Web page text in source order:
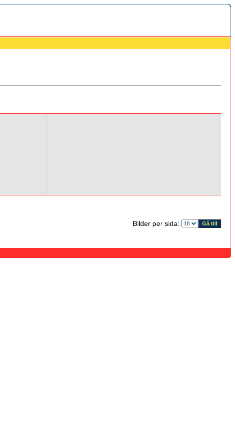
Bilder per sida: